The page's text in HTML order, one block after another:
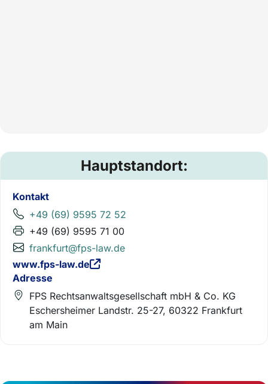
Hauptstandort:
Kontakt
+49 (69) 9595 72 52
+49 (69) 9595 71 00
frankfurt@fps-law.de
www.fps-law.de
Adresse
FPS Rechtsanwaltsgesellschaft mbH & Co. KG
Eschersheimer Landstr. 25-27, 60322 Frankfurt
am Main